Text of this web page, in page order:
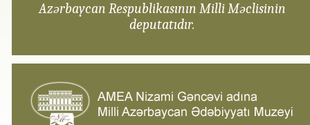
Azərbaycan Respublikasının Milli Məclisinin
deputatıdır.